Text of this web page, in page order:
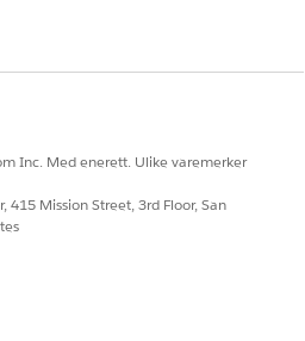
Inc. Med enerett. Ulike varemerker
415 Mission Street, 3rd Floor, San